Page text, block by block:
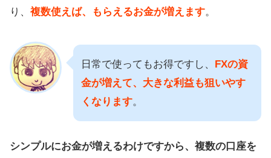
り、 複数使えば、もらえるお金が増えます。
日常で使ってもお得ですし、
FXの資
金が増えて、大きな利益も狙いやす
くなります。
シンプルにお金が増えるわけですから、複数の口座を